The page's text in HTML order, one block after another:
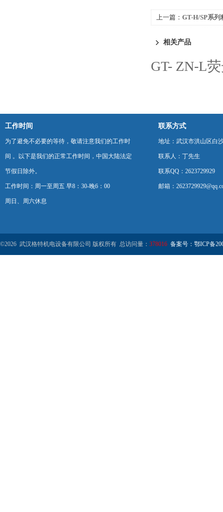
上一篇： GT-H/SP系列
相关产品
GT- ZN-L
工作时间
为了避免不必要的等待，敬请注意我们的工作时
间 。以下是我们的正常工作时间，中国大陆法定
节假日除外。
工作时间：周一至周五 早8：30-晚6：00
周日、周六休息
联系方式
地址：武汉市洪山区白
联系人：丁先生
联系QQ：2623729929
邮箱：
©2026 武汉格特机电设备有限公司 版权所有 总访问量： 378016 备案号：鄂ICP备